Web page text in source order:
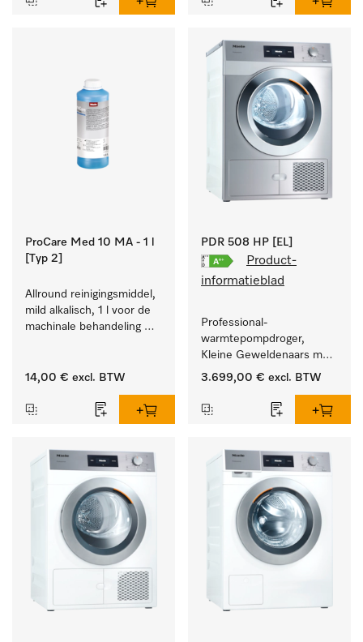
ProCare Med 10 MA - 1 l
[Typ 2]
Allround reinigingsmiddel,
mild alkalisch, 1 l voor de
machinale behandeling
14,00 € excl. BTW
PDR 508 HP [EL]
Product-
informatieblad
Professional-
warmtepompdroger,
Kleine Geweldenaars met
zeer laag energieverbruik
3.699,00 € excl. BTW